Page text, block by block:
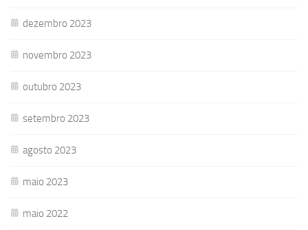
dezembro 2023
novembro 2023
outubro 2023
setembro 2023
agosto 2023
maio 2023
maio 2022